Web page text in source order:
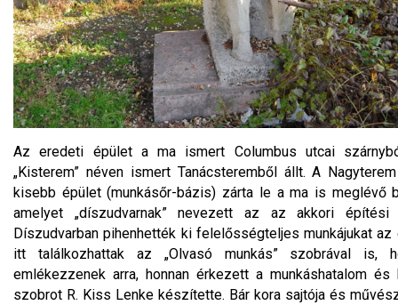
Az eredeti épület a ma ismert Columbus utcai
„Kisterem” néven ismert Tanácsteremből állt. A
kisebb épület (munkásőr-bázis) zárta le a ma is meglévő
amelyet „díszudvarnak” nevezett az az akkori építési
Díszudvarban pihenhették ki felelősségteljes munkájukat
itt találkozhattak az „Olvasó munkás” szobrával is,
emlékezzenek arra, honnan érkezett a munkáshatalom
szobrot R. Kiss Lenke készítette. Bár kora sajtója és